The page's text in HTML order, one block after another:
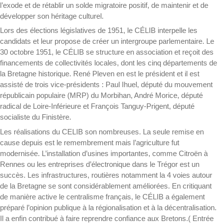
l’exode et de rétablir un solde migratoire positif, de maintenir et de
développer son héritage culturel.
Lors des élections législatives de 1951, le CÉLIB interpelle les
candidats et leur propose de créer un intergroupe parlementaire. Le
30 octobre 1951, le CÉLIB se structure en association et reçoit des
financements de collectivités locales, dont les cinq départements de
la Bretagne historique. René Pleven en est le président et il est
assisté de trois vice-présidents : Paul Ihuel, député du mouvement
républicain populaire (MRP) du Morbihan, André Morice, député
radical de Loire-Inférieure et François Tanguy-Prigent, député
socialiste du Finistère.
Les réalisations du CELIB son nombreuses. La seule remise en
cause depuis est le remembrement mais l’agriculture fut
modernisée. L’installation d’usines importantes, comme Citroën à
Rennes ou les entreprises d’électronique dans le Trégor est un
succès. Les infrastructures, routières notamment la 4 voies autour
de la Bretagne se sont considérablement améliorées. En critiquant
de manière active le centralisme français, le CÉLIB a également
préparé l’opinion publique à la régionalisation et à la décentralisation.
Il a enfin contribué à faire reprendre confiance aux Bretons.( Entrée